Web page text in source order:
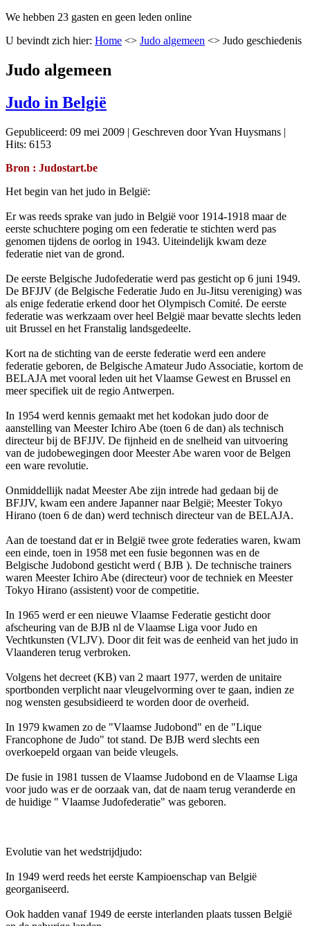
We hebben 23 gasten en geen leden online
U bevindt zich hier: Home <> Judo algemeen <> Judo geschiedenis
Judo algemeen
Judo in België
Gepubliceerd: 09 mei 2009 | Geschreven door Yvan Huysmans |
Hits: 6153
Bron : Judostart.be
Het begin van het judo in België:
Er was reeds sprake van judo in België voor 1914-1918 maar de
eerste schuchtere poging om een federatie te stichten werd pas
genomen tijdens de oorlog in 1943. Uiteindelijk kwam deze
federatie niet van de grond.
De eerste Belgische Judofederatie werd pas gesticht op 6 juni 1949.
De BFJJV (de Belgische Federatie Judo en Ju-Jitsu vereniging) was
als enige federatie erkend door het Olympisch Comité. De eerste
federatie was werkzaam over heel België maar bevatte slechts leden
uit Brussel en het Franstalig landsgedeelte.
Kort na de stichting van de eerste federatie werd een andere
federatie geboren, de Belgische Amateur Judo Associatie, kortom de
BELAJA met vooral leden uit het Vlaamse Gewest en Brussel en
meer specifiek uit de regio Antwerpen.
In 1954 werd kennis gemaakt met het kodokan judo door de
aanstelling van Meester Ichiro Abe (toen 6 de dan) als technisch
directeur bij de BFJJV. De fijnheid en de snelheid van uitvoering
van de judobewegingen door Meester Abe waren voor de Belgen
een ware revolutie.
Onmiddellijk nadat Meester Abe zijn intrede had gedaan bij de
BFJJV, kwam een andere Japanner naar België; Meester Tokyo
Hirano (toen 6 de dan) werd technisch directeur van de BELAJA.
Aan de toestand dat er in België twee grote federaties waren, kwam
een einde, toen in 1958 met een fusie begonnen was en de
Belgische Judobond gesticht werd ( BJB ). De technische trainers
waren Meester Ichiro Abe (directeur) voor de techniek en Meester
Tokyo Hirano (assistent) voor de competitie.
In 1965 werd er een nieuwe Vlaamse Federatie gesticht door
afscheuring van de BJB nl de Vlaamse Liga voor Judo en
Vechtkunsten (VLJV). Door dit feit was de eenheid van het judo in
Vlaanderen terug verbroken.
Volgens het decreet (KB) van 2 maart 1977, werden de unitaire
sportbonden verplicht naar vleugelvorming over te gaan, indien ze
nog wensten gesubsidieerd te worden door de overheid.
In 1979 kwamen zo de "Vlaamse Judobond" en de "Lique
Francophone de Judo" tot stand. De BJB werd slechts een
overkoepeld orgaan van beide vleugels.
De fusie in 1981 tussen de Vlaamse Judobond en de Vlaamse Liga
voor judo was er de oorzaak van, dat de naam terug veranderde en
de huidige " Vlaamse Judofederatie" was geboren.
Evolutie van het wedstrijdjudo:
In 1949 werd reeds het eerste Kampioenschap van België
georganiseerd.
Ook hadden vanaf 1949 de eerste interlanden plaats tussen België